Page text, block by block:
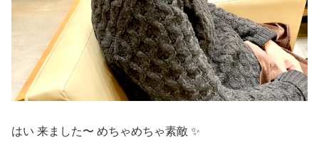
はい 来ました〜 めちゃめちゃ素敵 ✨